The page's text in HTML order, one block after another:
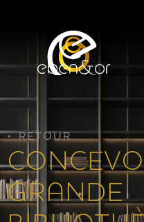
RETOUR
GRANDE